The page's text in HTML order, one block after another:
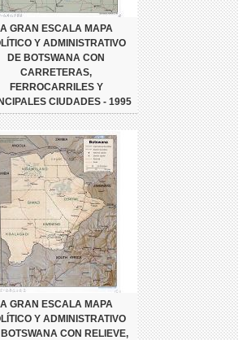
A GRAN ESCALA MAPA
Y ADMINISTRATIVO
DE BOTSWANA CON
CARRETERAS,
FERROCARRILES Y
CIUDADES - 1995
A GRAN ESCALA MAPA
Y ADMINISTRATIVO
CON RELIEVE,